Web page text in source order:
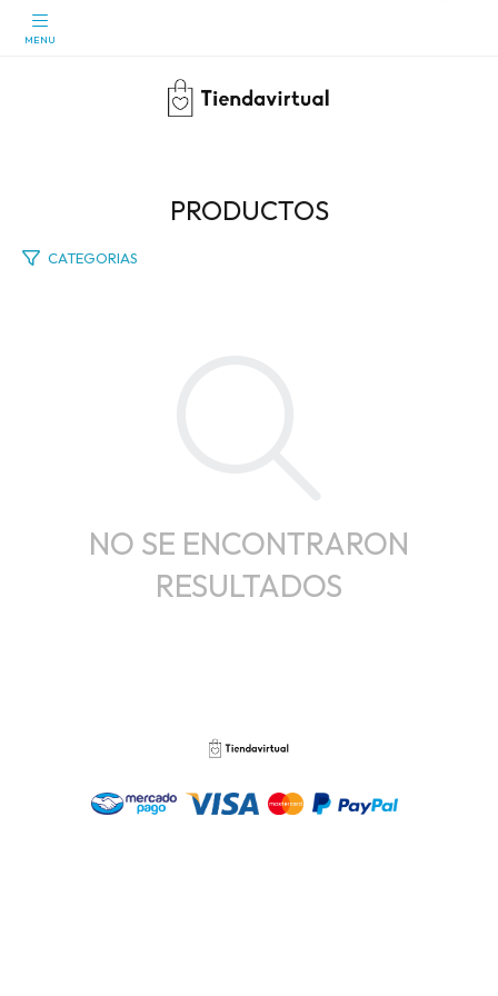
PRODUCTOS
CATEGORIAS
NO SE ENCONTRARON
RESULTADOS